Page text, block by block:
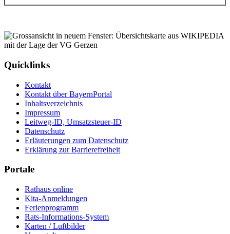
Quicklinks
Kontakt
Kontakt über BayernPortal
Inhaltsverzeichnis
Impressum
Leitweg-ID, Umsatzsteuer-ID
Datenschutz
Erläuterungen zum Datenschutz
Erklärung zur Barrierefreiheit
Portale
Rathaus online
Kita-Anmeldungen
Ferienprogramm
Rats-Informations-System
Karten / Luftbilder